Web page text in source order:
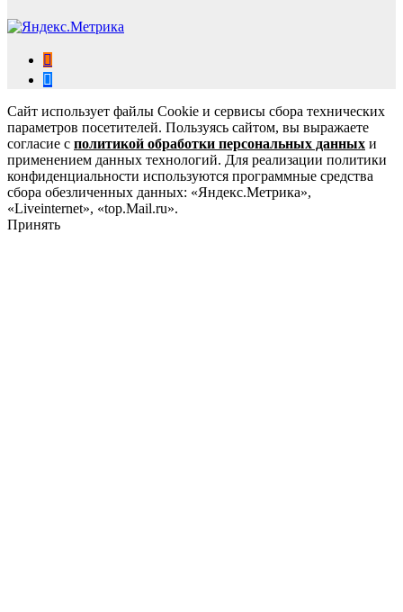
Сайт использует файлы Cookie и сервисы сбора технических
параметров посетителей. Пользуясь сайтом, вы выражаете
согласие с политикой обработки персональных данных и
применением данных технологий. Для реализации политики
конфиденциальности используются программные средства
сбора обезличенных данных: «Яндекс.Метрика»,
«Liveinternet», «top.Mail.ru».
Принять